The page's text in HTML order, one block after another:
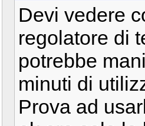
Devi vedere
regolatore di
potrebbe
minuti di
Prova ad